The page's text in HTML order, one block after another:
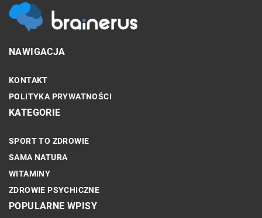
NAWIGACJA
KONTAKT
POLITYKA PRYWATNOŚCI
KATEGORIE
SPORT TO ZDROWIE
SAMA NATURA
WITAMINY
ZDROWIE PSYCHICZNE
POPULARNE WPISY